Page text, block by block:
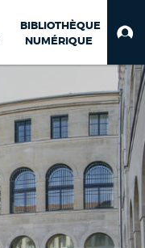
BIBLIOTHÈQUE
NUMÉRIQUE